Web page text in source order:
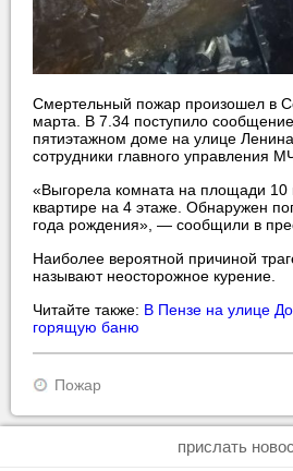
Смертельный пожар произошел в
марта. В 7.34 поступило
пятиэтажном доме на улице
сотрудники главного управления
«Выгорела комната на площади 10
квартире на 4 этаже. Обнаружен
года рождения», — сообщили в
Наиболее вероятной причиной
называют неосторожное курение.
Читайте также: В Пензе на улице
горящую баню
Пожар
прислать